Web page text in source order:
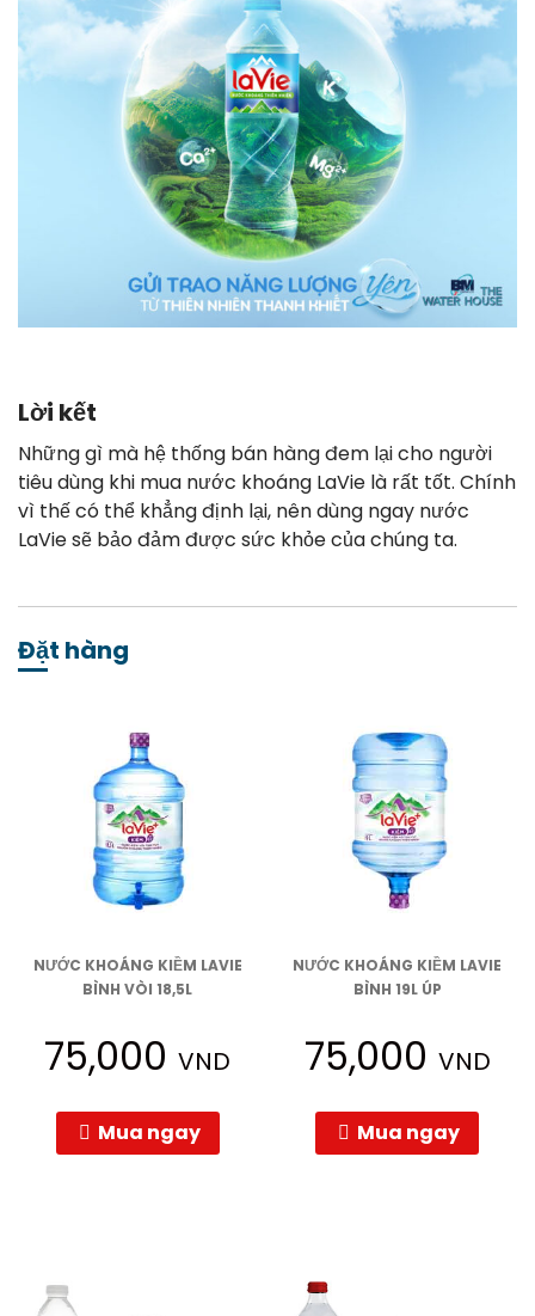
Lời kết
Những gì mà hệ thống bán hàng đem lại cho người
tiêu dùng khi mua nước khoáng LaVie là rất tốt. Chính
vì thế có thể khẳng định lại, nên dùng ngay nước
LaVie sẽ bảo đảm được sức khỏe của chúng ta.
Đặt hàng
NƯỚC KHOÁNG KIỀM LAVIE
BÌNH VÒI 18,5L
75,000VND
Mua ngay
NƯỚC KHOÁNG KIỀM LAVIE
BÌNH 19L ÚP
75,000 VND
Mua ngay